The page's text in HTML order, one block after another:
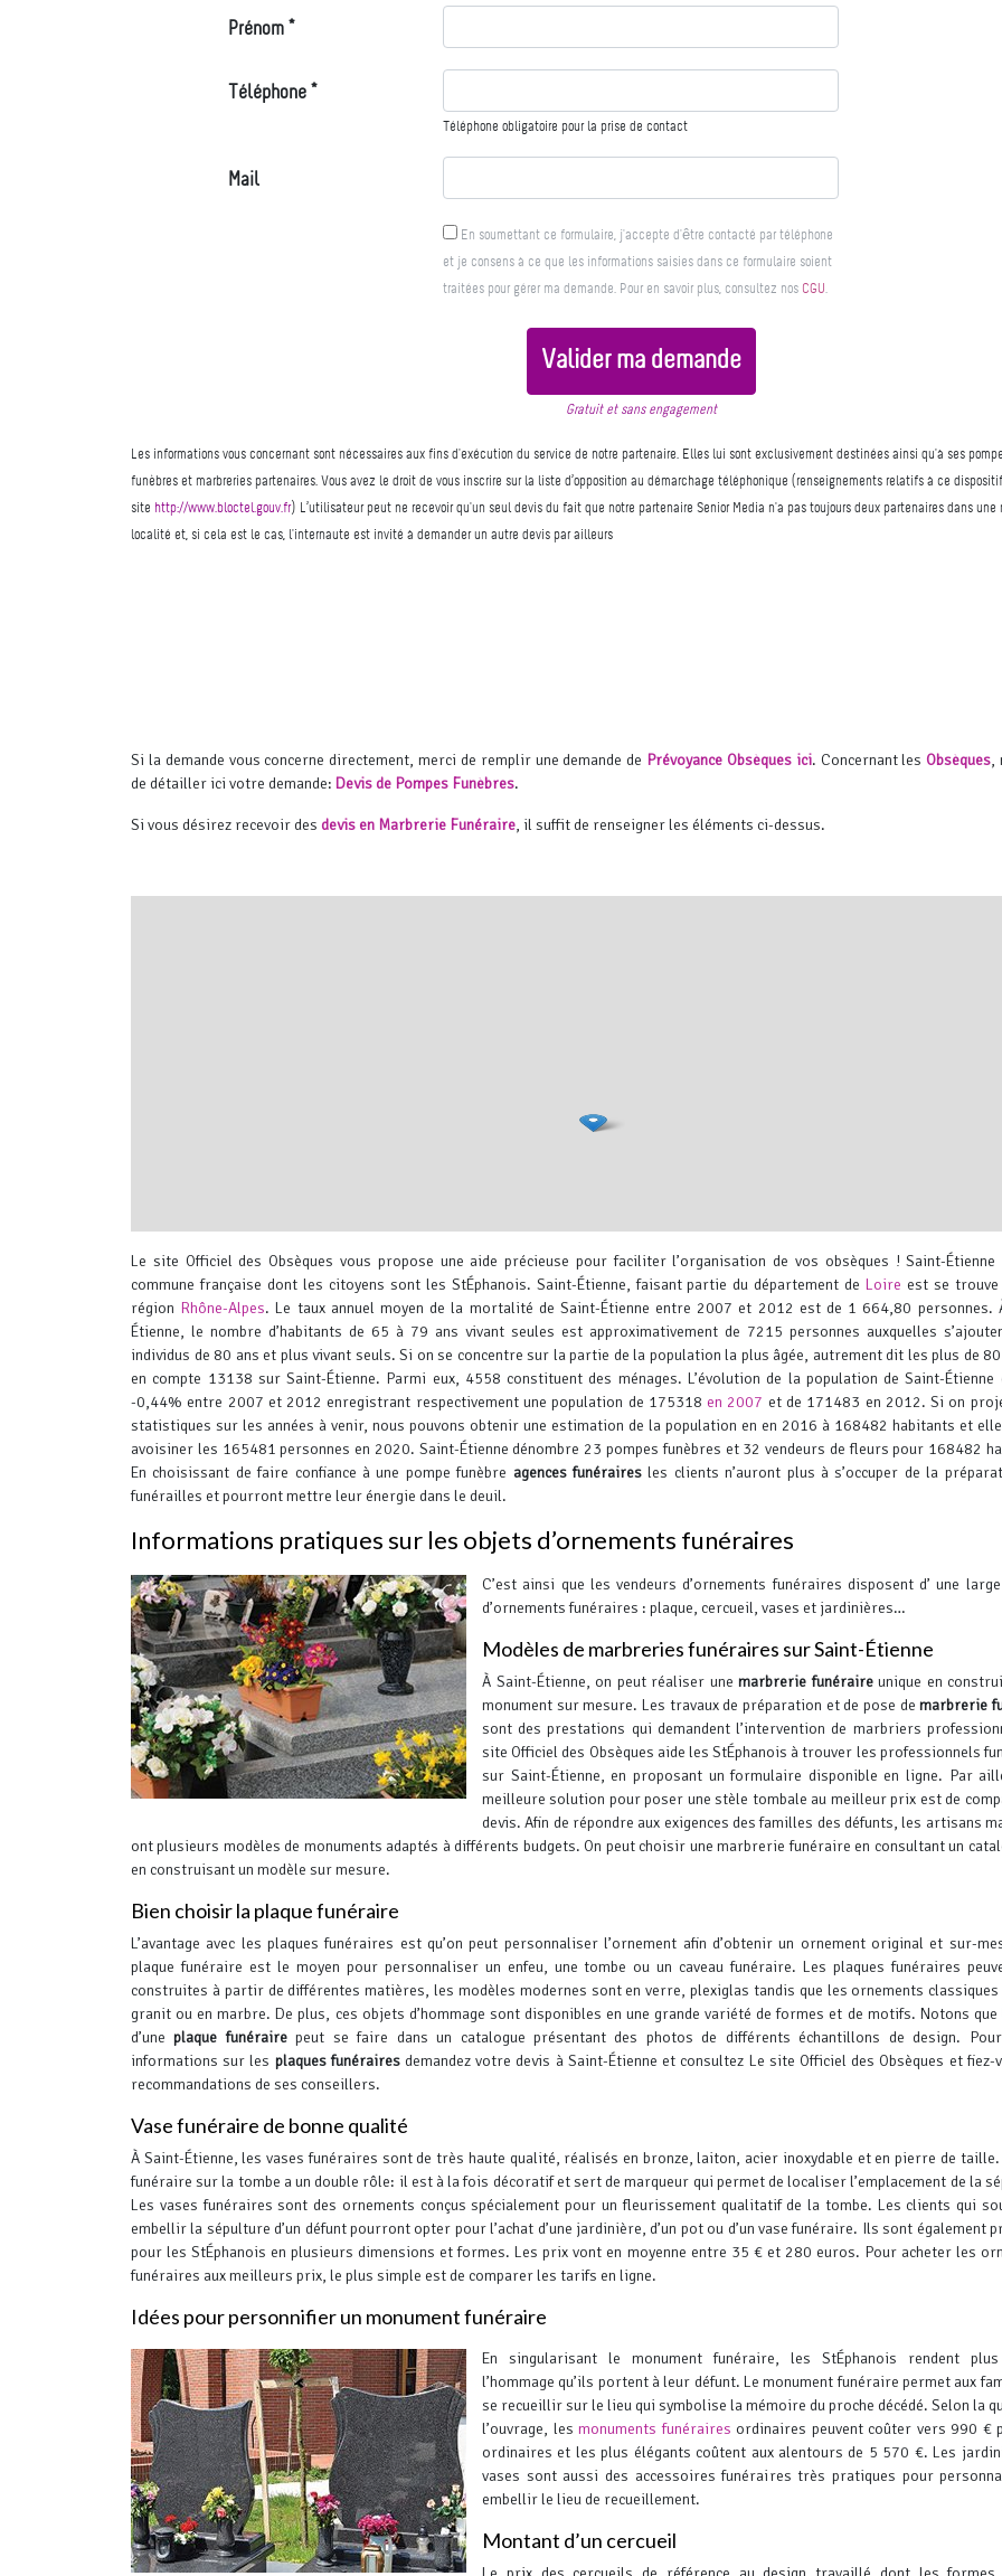
Si la demande vous concerne directement, merci de remplir une demande de Prévoyance Obsèques ici. Concernant les Obsèques,
de détailler ici votre demande: Devis de Pompes Funèbres.
Si vous désirez recevoir des devis en Marbrerie Funéraire, il suffit de renseigner les éléments ci-dessus.
OpenStreetMap
Le site Officiel des Obsèques vous propose une aide précieuse pour faciliter l’organisation de vos obsèques ! Saint-Étienne
commune française dont les citoyens sont les StÉphanois. Saint-Étienne, faisant partie du département de Loire est se
région Rhône-Alpes. Le taux annuel moyen de la mortalité de Saint-Étienne entre 2007 et 2012 est de 1 664,80 personnes.
Étienne, le nombre d’habitants de 65 à 79 ans vivant seules est approximativement de 7215 personnes auxquelles
individus de 80 ans et plus vivant seuls. Si on se concentre sur la partie de la population la plus âgée, autrement dit les plus de
en compte 13138 sur Saint-Étienne. Parmi eux, 4558 constituent des ménages. L’évolution de la population de Saint-Étienne
-0,44% entre 2007 et 2012 enregistrant respectivement une population de 175318 en 2007 et de 171483 en 2012. Si on
statistiques sur les années à venir, nous pouvons obtenir une estimation de la population en en 2016 à 168482 habitants et
avoisiner les 165481 personnes en 2020. Saint-Étienne dénombre 23 pompes funèbres et 32 vendeurs de fleurs pour 168482
En choisissant de faire confiance à une pompe funèbre agences funéraires les clients n’auront plus à s’occuper de la
funérailles et pourront mettre leur énergie dans le deuil.
Informations pratiques sur les objets d’ornements funéraires
C’est ainsi que les vendeurs d’ornements funéraires disposent d’ une
d’ornements funéraires : plaque, cercueil, vases et jardinières…
Modèles de marbreries funéraires sur Saint-Étienne
À Saint-Étienne, on peut réaliser unemarbrerie funéraireunique en
monument sur mesure. Les travaux de préparation et de pose demarbrerie
sont des prestations qui demandent l’intervention de marbriers
site Officiel des Obsèques aide les StÉphanois à trouver les professionnels
sur Saint-Étienne, en proposant un formulaire disponible en ligne. Par
meilleure solution pour poser une stèle tombale au meilleur prix est de
devis. Afin de répondre aux exigences des familles des défunts, les artisans
ont plusieurs modèles de monuments adaptés à différents budgets. On peut choisir une marbrerie funéraire en consultant un
en construisant un modèle sur mesure.
Bien choisir la plaque funéraire
L’avantage avec les plaques funéraires est qu’on peut personnaliser l’ornement afin d’obtenir un ornement original et sur-
plaque funéraire est le moyen pour personnaliser un enfeu, une tombe ou un caveau funéraire. Les plaques funéraires
construites à partir de différentes matières, les modèles modernes sont en verre, plexiglas tandis que les ornements classiques
granit ou en marbre. De plus, ces objets d’hommage sont disponibles en une grande variété de formes et de motifs. Notons que
d’uneplaque funérairepeut se faire dans un catalogue présentant des photos de différents échantillons de design.
informations sur les plaques funérairesdemandez votre devis à Saint-Étienne et consultez Le site Officiel des Obsèques et fiez-
recommandations de ses conseillers.
Vase funéraire de bonne qualité
À Saint-Étienne, les vases funéraires sont de très haute qualité, réalisés en bronze, laiton, acier inoxydable et en pierre de taille.
funéraire sur la tombe a un double rôle: il est à la fois décoratif et sert de marqueur qui permet de localiser l’emplacement de la
Les vases funéraires sont des ornements conçus spécialement pour un fleurissement qualitatif de la tombe. Les clients qui
embellir la sépulture d’un défunt pourront opter pour l’achat d’une jardinière, d’un pot ou d’un vase funéraire. Ils sont également
pour les StÉphanois en plusieurs dimensions et formes. Les prix vont en moyenne entre 35 € et 280 euros. Pour acheter les
funéraires aux meilleurs prix, le plus simple est de comparer les tarifs en ligne.
Idées pour personnifier un monument funéraire
En singularisant le monument funéraire, les StÉphanois rendent plus
l’hommage qu’ils portent à leur défunt. Le monument funéraire permet aux
se recueillir sur le lieu qui symbolise la mémoire du proche décédé. Selon la
l’ouvrage, lesmonuments funéraires ordinaires peuvent coûter vers 990 €
ordinaires et les plus élégants coûtent aux alentours de 5 570 €. Les
vases sont aussi des accessoires funéraires très pratiques pour
embellir le lieu de recueillement.
Montant d’un cercueil